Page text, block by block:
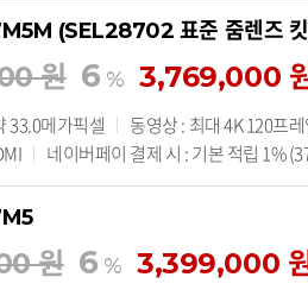
(SEL28702 표준 줌렌즈
원 6 % 3,769,000
33.0메가픽셀 동영상 : 최대 4K 120프레
네이버페이 결제 시 : 기본 적립 1%
원 6 % 3,399,000